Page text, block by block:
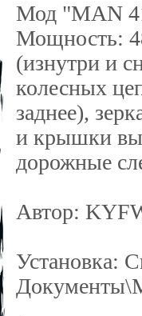
Мод "MAN
Мощность:
(изнутри и
колесных
заднее),
и крышки
дорожные
Автор:
Установка: